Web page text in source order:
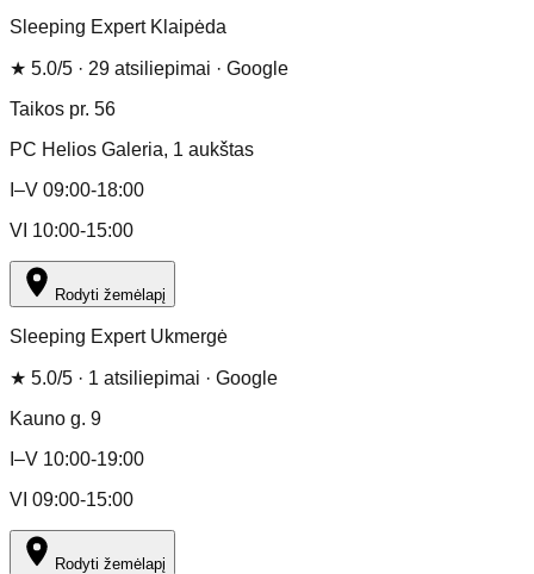
Sleeping Expert Klaipėda
★ 5.0/5 · 29 atsiliepimai · Google
Taikos pr. 56
PC Helios Galeria, 1 aukštas
I–V 09:00-18:00
VI 10:00-15:00
Rodyti žemėlapį
Sleeping Expert Ukmergė
★ 5.0/5 · 1 atsiliepimai · Google
Kauno g. 9
I–V 10:00-19:00
VI 09:00-15:00
Rodyti žemėlapį